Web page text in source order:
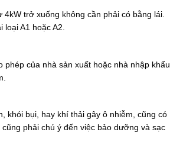
trở xuống không cần phải có bằng lái.
loại A1 hoặc A2.
của nhà sản xuất hoặc nhà nhập khẩu.
khói bụi, hay khí thải gây ô nhiễm, cũng có
phải chú ý đến việc bảo dưỡng và sạc